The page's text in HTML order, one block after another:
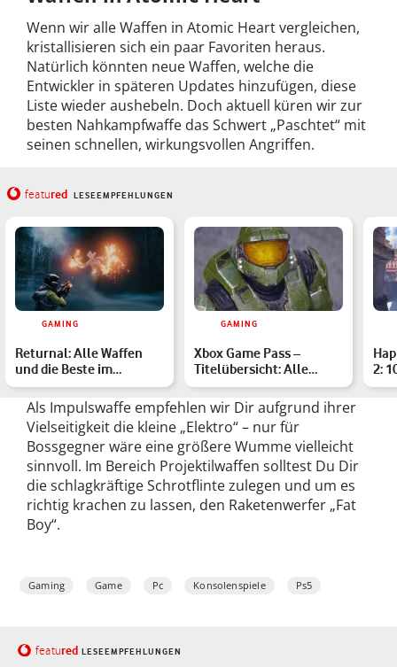
Wenn wir alle Waffen in Atomic Heart vergleichen,
kristallisieren sich ein paar Favoriten heraus.
Natürlich könnten neue Waffen, welche die
Entwickler in späteren Updates hinzufügen, diese
Liste wieder aushebeln. Doch aktuell küren wir zur
besten Nahkampfwaffe das Schwert „Paschtet“ mit
seinen schnellen, wirkungsvollen Angriffen.
featured LESEEMPFEHLUNGEN
GAMING
Returnal: Alle Waffen
und die Beste im
Vergleich
GAMING
Xbox Game Pass –
Titelübersicht: Alle
verfügbaren Spiele im
März …
2:
Als Impulswaffe empfehlen wir Dir aufgrund ihrer
Vielseitigkeit die kleine „Elektro“ – nur für
Bossgegner wäre eine größere Wumme vielleicht
sinnvoll. Im Bereich Projektilwaffen solltest Du Dir
die schlagkräftige Schrotflinte zulegen und um es
richtig krachen zu lassen, den Raketenwerfer „Fat
Boy“.
Gaming Game Pc Konsolenspiele Ps5
featured LESEEMPFEHLUNGEN